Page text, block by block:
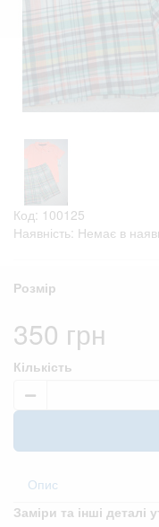
Код: 100125
Наявність: Немає в
Розмір
350 грн
Кількість
Опис
Заміри та інші деталі